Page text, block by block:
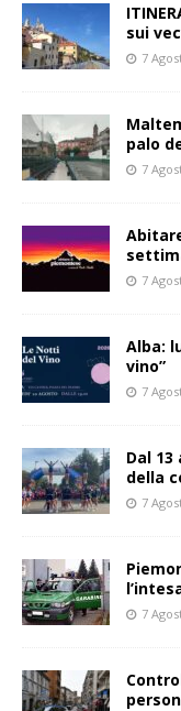
sui
7
palo
7
7
Alba:
vino”
7
Dal 13
della
7
7